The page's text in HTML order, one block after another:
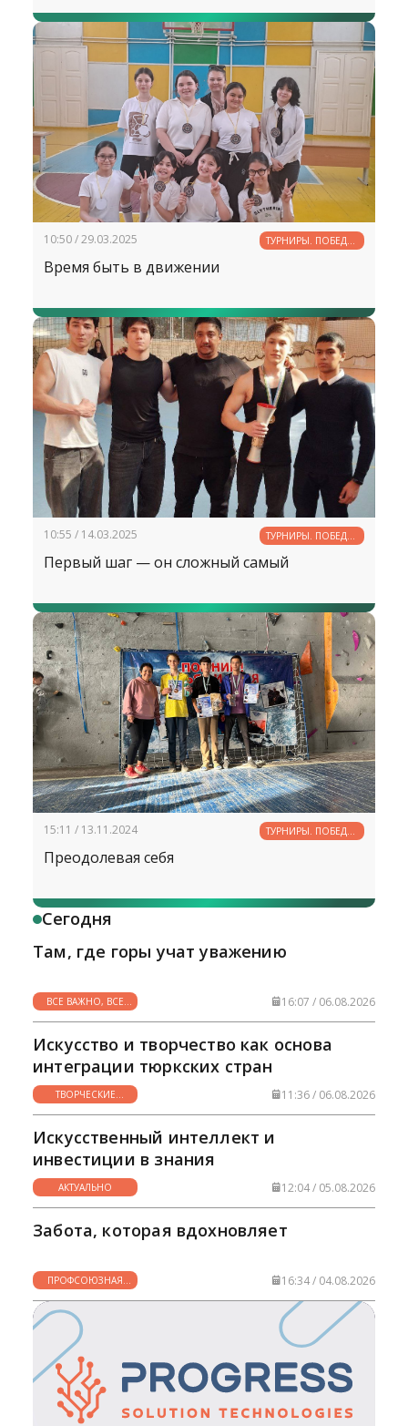
10:50 / 29.03.2025
ТУРНИРЫ. ПОБЕДЫ.
РЕКОРДЫ
Время быть в движении
10:55 / 14.03.2025
ТУРНИРЫ. ПОБЕДЫ.
РЕКОРДЫ
Первый шаг — он сложный самый
15:11 / 13.11.2024
ТУРНИРЫ. ПОБЕДЫ.
РЕКОРДЫ
Преодолевая себя
Сегодня
Там, где горы учат уважению
ВСЕ ВАЖНО, ВСЕ
НУЖНО
16:07 / 06.08.2026
Искусство и творчество как основа
интеграции тюркских стран
ТВОРЧЕСКИЕ
ГОРИЗОНТЫ
11:36 / 06.08.2026
Искусственный интеллект и
инвестиции в знания
АКТУАЛЬНО 12:04 / 05.08.2026
Забота, которая вдохновляет
ПРОФСОЮЗНАЯ
ЖИЗНЬ
16:34 / 04.08.2026